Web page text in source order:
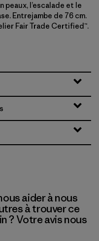
l’escalade et le
Entrejambe de 76 cm.
Fair Trade Certified™.
aider à nous
à trouver ce
? Votre avis nous